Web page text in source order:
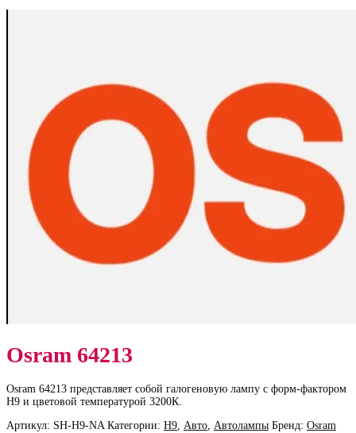
Osram 64213
Osram 64213 представляет собой галогеновую лампу с форм-фактором
H9 и цветовой температурой 3200К.
Артикул: SH-H9-NA Категории: H9 Авто Автолампы Бренд: Osram